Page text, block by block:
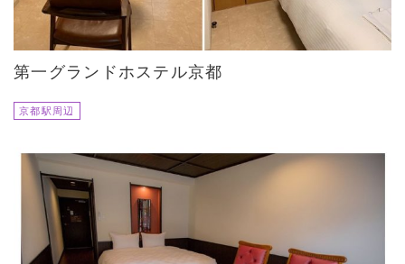
第一グランドホステル京都
京都駅周辺